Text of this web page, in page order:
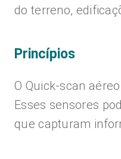
do terreno,
Princípios
O Quick-scan
Esses sensores
que capturam